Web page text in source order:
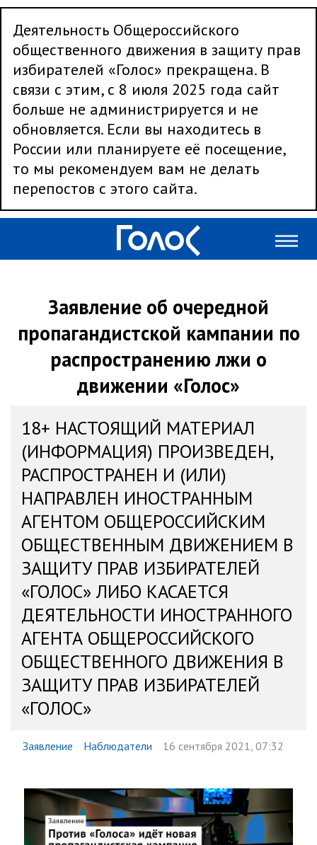
Деятельность Общероссийского
общественного движения в защиту прав
избирателей «Голос» прекращена. В
связи с этим, с 8 июля 2025 года сайт
больше не администрируется и не
обновляется. Если вы находитесь в
России или планируете её посещение,
то мы рекомендуем вам не делать
перепостов с этого сайта.
Заявление об очередной
пропагандистской кампании по
распространению лжи о
движении «Голос»
18+ НАСТОЯЩИЙ МАТЕРИАЛ
(ИНФОРМАЦИЯ) ПРОИЗВЕДЕН,
РАСПРОСТРАНЕН И (ИЛИ)
НАПРАВЛЕН ИНОСТРАННЫМ
АГЕНТОМ ОБЩЕРОССИЙСКИМ
ОБЩЕСТВЕННЫМ ДВИЖЕНИЕМ В
ЗАЩИТУ ПРАВ ИЗБИРАТЕЛЕЙ
«ГОЛОС» ЛИБО КАСАЕТСЯ
ДЕЯТЕЛЬНОСТИ ИНОСТРАННОГО
АГЕНТА ОБЩЕРОССИЙСКОГО
ОБЩЕСТВЕННОГО ДВИЖЕНИЯ В
ЗАЩИТУ ПРАВ ИЗБИРАТЕЛЕЙ
«ГОЛОС»
Заявление Наблюдатели 16 сентября 2021, 07:32